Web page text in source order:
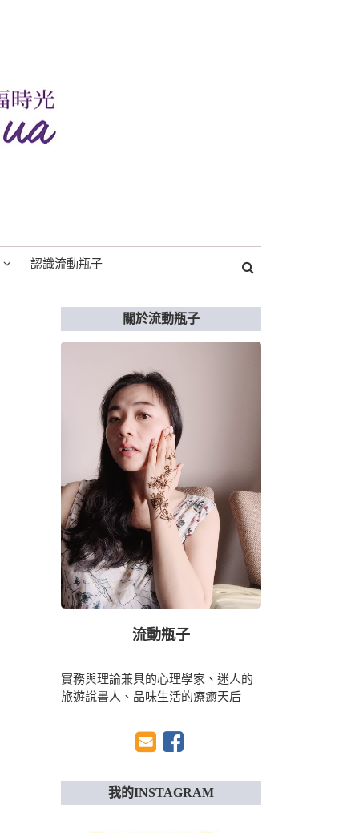
認識流動瓶子
關於流動瓶子
流動瓶子
實務與理論兼具的心理學家、迷人的
旅遊說書人、品味生活的療癒天后
我的INSTAGRAM